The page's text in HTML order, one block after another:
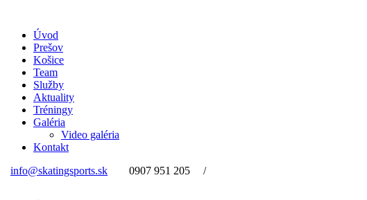
Úvod
Prešov
Košice
Team
Služby
Aktuality
Tréningy
Galéria
Video galéria
Kontakt
info@skatingsports.sk
0907 951 205 /